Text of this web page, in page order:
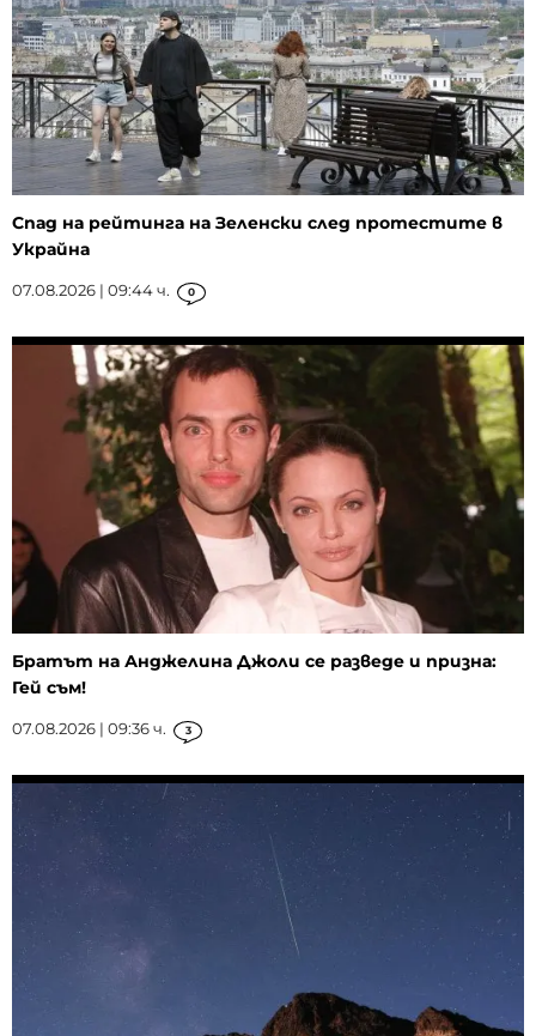
Спад на рейтинга на Зеленски след протестите в
Украйна
07.08.2026 | 09:44 ч. 0
Братът на Анджелина Джоли се разведе и призна:
Гей съм!
07.08.2026 | 09:36 ч. 3